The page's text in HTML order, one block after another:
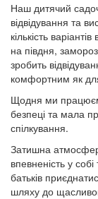
Наш дитячий
відвідування та
кількість
на півдня,
зробить
комфортним як
Щодня ми
безпеці та мала
спілкування.
Затишна
впевненість у
батьків
шляху до